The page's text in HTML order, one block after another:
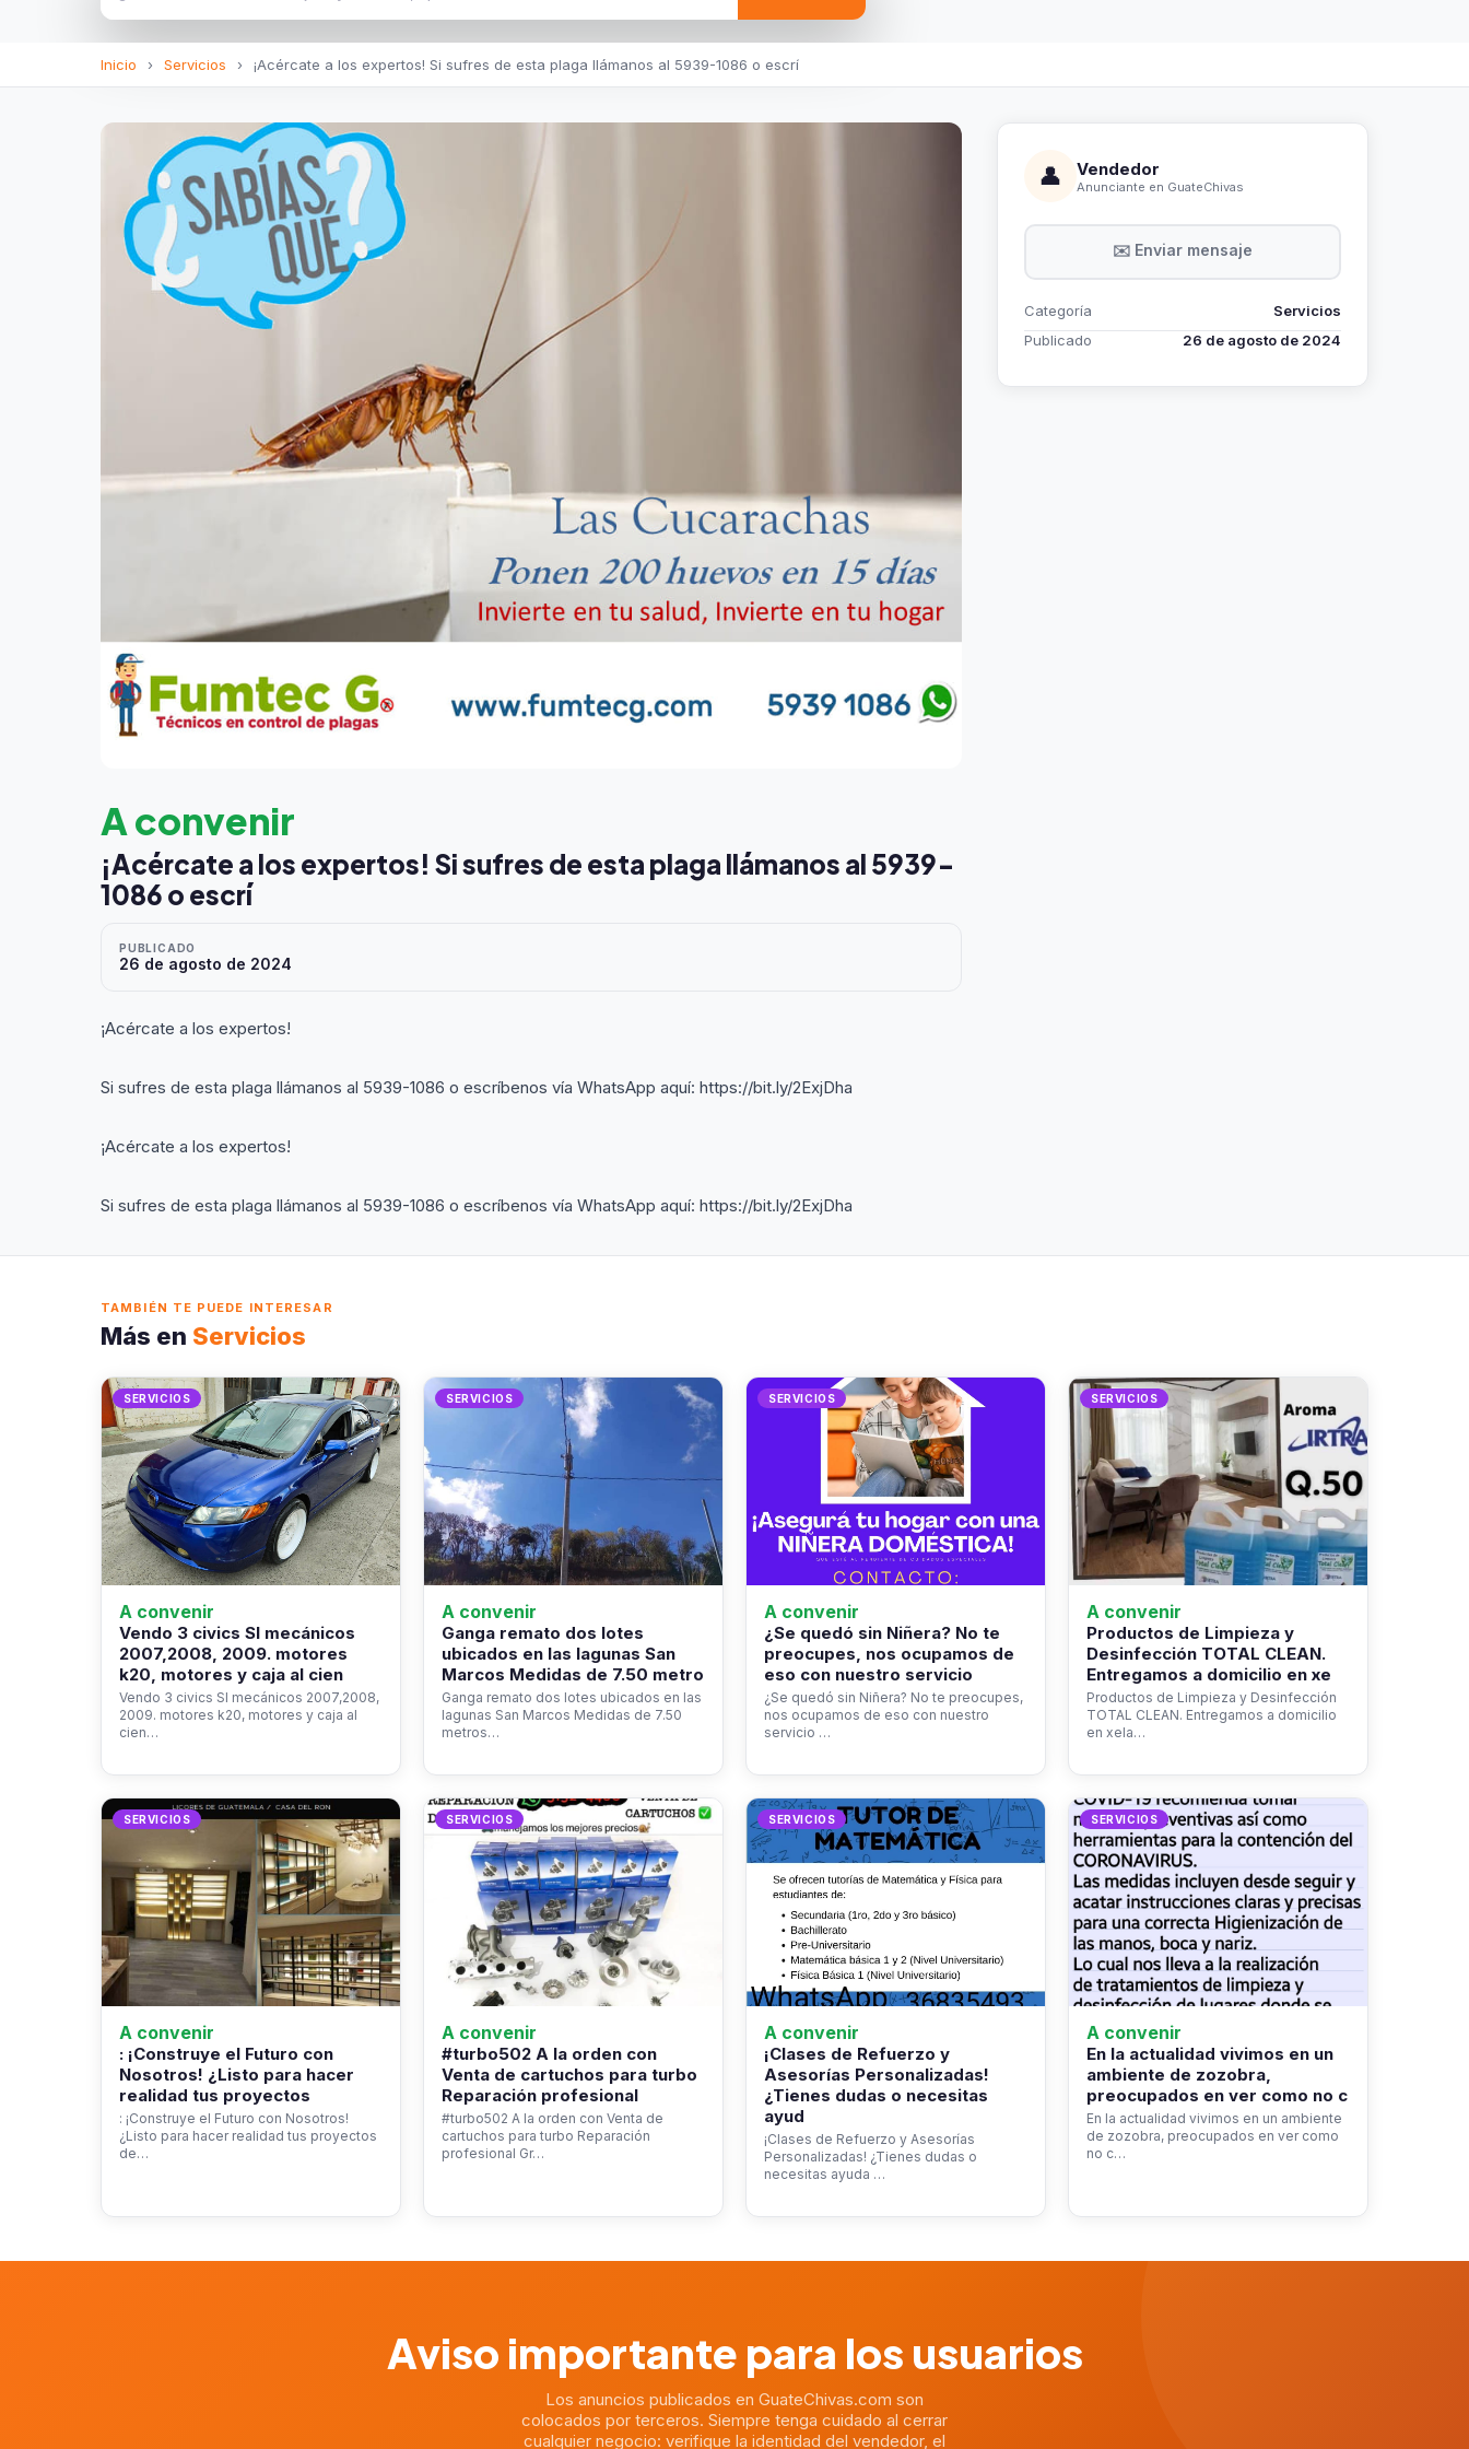
Inicio › Servicios › ¡Acércate a los expertos! Si sufres de esta plaga llámanos al 5939-1086 o escrí
A convenir
¡Acércate a los expertos! Si sufres de esta plaga llámanos al 5939-
1086 o escrí
PUBLICADO
26 de agosto de 2024
¡Acércate a los expertos!
Si sufres de esta plaga llámanos al 5939-1086 o escríbenos vía WhatsApp aquí: https://bit.ly/2ExjDha
¡Acércate a los expertos!
Si sufres de esta plaga llámanos al 5939-1086 o escríbenos vía WhatsApp aquí: https://bit.ly/2ExjDha
👤 Vendedor
Anunciante en GuateChivas
✉️ Enviar mensaje
Categoría
Servicios
Publicado
26 de agosto de 2024
TAMBIÉN TE PUEDE INTERESAR
Más en Servicios
SERVICIOS
A convenir
Vendo 3 civics SI mecánicos
2007,2008, 2009. motores
k20, motores y caja al cien
Vendo 3 civics SI mecánicos 2007,2008,
2009. motores k20, motores y caja al
cien…
SERVICIOS
A convenir
Ganga remato dos lotes
ubicados en las lagunas San
Marcos Medidas de 7.50 metro
Ganga remato dos lotes ubicados en las
lagunas San Marcos Medidas de 7.50
metros…
SERVICIOS
A convenir
¿Se quedó sin Niñera? No te
preocupes, nos ocupamos de
eso con nuestro servicio
¿Se quedó sin Niñera? No te preocupes,
nos ocupamos de eso con nuestro
servicio …
SERVICIOS
A convenir
Productos de Limpieza y
Desinfección TOTAL CLEAN.
Entregamos a domicilio en xe
Productos de Limpieza y Desinfección
TOTAL CLEAN. Entregamos a domicilio
en xela…
SERVICIOS
A convenir
: ¡Construye el Futuro con
Nosotros! ¿Listo para hacer
realidad tus proyectos
: ¡Construye el Futuro con Nosotros!
¿Listo para hacer realidad tus proyectos
de…
SERVICIOS
A convenir
#turbo502 A la orden con
Venta de cartuchos para turbo
Reparación profesional
#turbo502 A la orden con Venta de
cartuchos para turbo Reparación
profesional Gr…
SERVICIOS
A convenir
¡Clases de Refuerzo y
Asesorías Personalizadas!
¿Tienes dudas o necesitas
ayud
¡Clases de Refuerzo y Asesorías
Personalizadas! ¿Tienes dudas o
necesitas ayuda …
SERVICIOS
A convenir
En la actualidad vivimos en un
ambiente de zozobra,
preocupados en ver como no c
En la actualidad vivimos en un ambiente
de zozobra, preocupados en ver como
no c…
Aviso importante para los usuarios
Los anuncios publicados en GuateChivas.com son
colocados por terceros. Siempre tenga cuidado al cerrar
cualquier negocio: verifique la identidad del vendedor, el